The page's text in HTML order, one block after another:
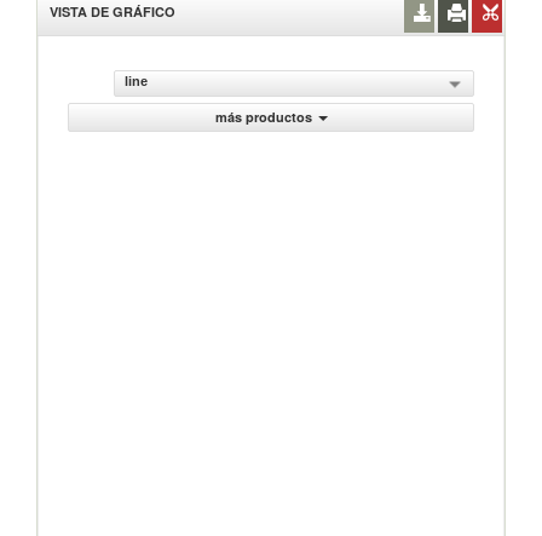
VISTA DE GRÁFICO
line
más productos